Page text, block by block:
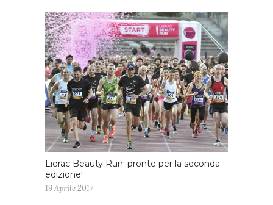
Lierac Beauty Run: pronte per la seconda
edizione!
19 Aprile 2017